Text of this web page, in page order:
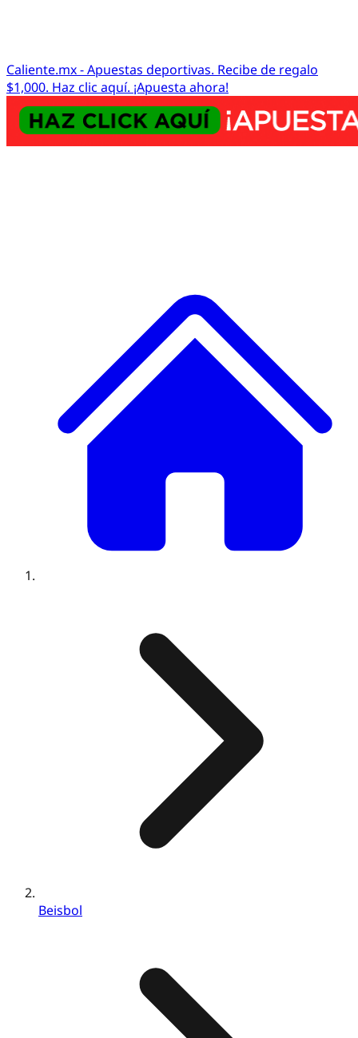
Caliente.mx - Apuestas deportivas. Recibe de regalo
$1,000. Haz clic aquí. ¡Apuesta ahora!
Beisbol